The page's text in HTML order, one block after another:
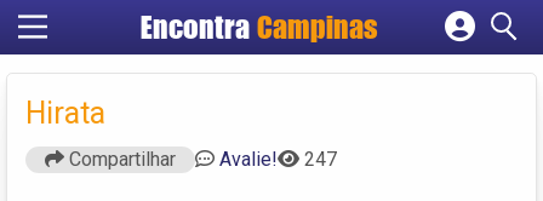
Encontra Campinas
Cadastrar empresa
Hirata
Compartilhar Avalie! 247